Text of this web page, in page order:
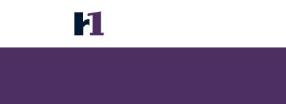
Sunrise Resort
Precios